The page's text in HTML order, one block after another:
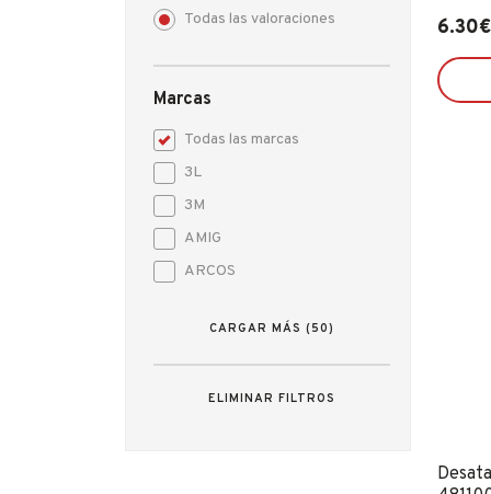
Todas las valoraciones
Marcas
Todas las marcas
3L
3M
AMIG
ARCOS
AZBE - YALE
BAHCO
BELLOTA
CARGAR MÁS (50)
ELIMINAR FILTROS
6.30€